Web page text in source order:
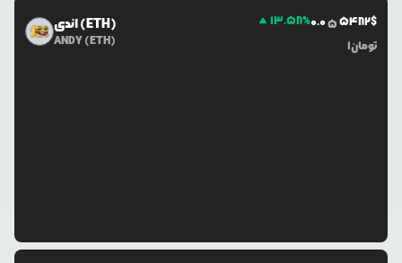
اندی (ETH)
ANDY (ETH)
13.58%0.055482$
1تومان